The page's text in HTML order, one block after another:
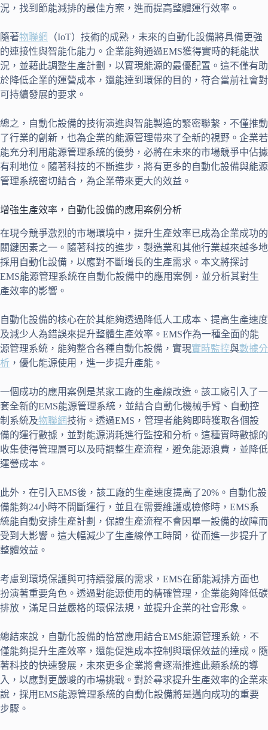
況，找到節能減排的最佳方案，進而提高整體運行效率。
隨著物聯網
（IoT）技術的成熟，未來的自動化設備將具備更強
的連接性與智能化能力。企業能夠通過EMS獲得實時的耗能狀
況，並藉此調整生產計劃，以實現能源的最優配置。這不僅有助
於降低企業的運營成本，還能達到環保的目的，符合當前社會對
可持續發展的要求。
總之，自動化設備的技術演進與智能製造的緊密聯繫，不僅推動
了行業的創新，也為企業的能源管理帶來了全新的視野。企業若
能充分利用能源管理系統的優勢，必將在未來的市場競爭中佔據
有利地位。隨著科技的不斷進步，將有更多的自動化設備與能源
管理系統密切結合，為企業帶來更大的效益。
增強生產效率，自動化設備的應用案例分析
在現今競爭激烈的市場環境中，提升生產效率已成為企業成功的
關鍵因素之一。隨著科技的進步，製造業和其他行業越來越多地
採用自動化設備，以應對不斷增長的生產需求。本文將探討
EMS能源管理系統在自動化設備中的應用案例，並分析其對生
產效率的影響。
自動化設備的核心在於其能夠透過降低人工成本、提高生產速度
及減少人為錯誤來提升整體生產效率。EMS作為一種全面的能
源管理系統，能夠整合各種自動化設備，實現實時監控與數據分
析 ，優化能源使用，進一步提升產能。
一個成功的應用案例是某家工廠的生產線改造。該工廠引入了一
套全新的EMS能源管理系統，並結合自動化機械手臂、自動控
制系統及物聯網技術。透過EMS，管理者能夠即時獲取各個設
備的運行數據，並對能源消耗進行監控和分析。這種實時數據的
收集使得管理層可以及時調整生產流程，避免能源浪費，並降低
運營成本。
此外，在引入EMS後，該工廠的生產速度提高了20%。自動化設
備能夠24小時不間斷運行，並且在需要維護或檢修時，EMS系
統能自動安排生產計劃，保證生產流程不會因單一設備的故障而
受到大影響。這大幅減少了生產線停工時間，從而進一步提升了
整體效益。
考慮到環境保護與可持續發展的需求，EMS在節能減排方面也
扮演著重要角色。透過對能源使用的精確管理，企業能夠降低碳
排放，滿足日益嚴格的環保法規，並提升企業的社會形象。
總結來說，自動化設備的恰當應用結合EMS能源管理系統，不
僅能夠提升生產效率，還能促進成本控制與環保效益的達成。隨
著科技的快速發展，未來更多企業將會逐漸推進此類系統的導
入，以應對更嚴峻的市場挑戰。對於尋求提升生產效率的企業來
說，採用EMS能源管理系統的自動化設備將是邁向成功的重要
步驟。